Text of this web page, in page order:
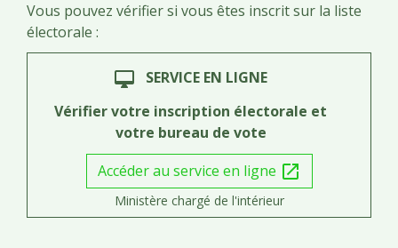
Vous pouvez vérifier si vous êtes inscrit sur la liste
électorale :
desktop_mac
SERVICE EN LIGNE
Vérifier votre inscription électorale et
votre bureau de vote
Accéder au service en ligne open_in_new
Ministère chargé de l'intérieur